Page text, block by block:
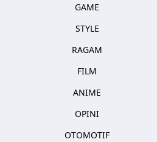
GAME
STYLE
RAGAM
FILM
ANIME
OPINI
OTOMOTIF